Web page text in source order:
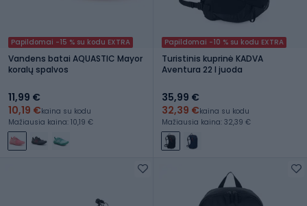
Papildomai -15 % su kodu EXTRA
Vandens batai AQUASTIC Mayor
koralų spalvos
11,99 €
10,19 €kaina su kodu
Mažiausia kaina: 10,19 €
Papildomai -10 % su kodu EXTRA
Turistinis kuprinė KADVA
Aventura 22 l juoda
35,99 €
32,39 €kaina su kodu
Mažiausia kaina: 32,39 €